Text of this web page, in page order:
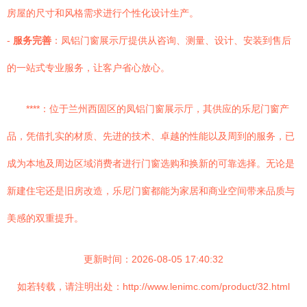
房屋的尺寸和风格需求进行个性化设计生产。
- 服务完善 ：凤铝门窗展示厅提供从咨询、测量、设计、安装到售后
的一站式专业服务，让客户省心放心。
****：位于兰州西固区的凤铝门窗展示厅，其供应的乐尼门窗产
品，凭借扎实的材质、先进的技术、卓越的性能以及周到的服务，已
成为本地及周边区域消费者进行门窗选购和换新的可靠选择。无论是
新建住宅还是旧房改造，乐尼门窗都能为家居和商业空间带来品质与
美感的双重提升。
更新时间：2026-08-05 17:40:32
如若转载，请注明出处：http://www.lenimc.com/product/32.html